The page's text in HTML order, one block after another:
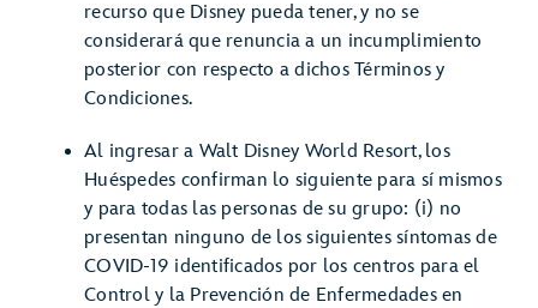
recurso que Disney pueda tener, y no se
considerará que renuncia a un incumplimiento
posterior con respecto a dichos Términos y
Condiciones.
Al ingresar a Walt Disney World Resort, los
Huéspedes confirman lo siguiente para sí mismos
y para todas las personas de su grupo: (i) no
presentan ninguno de los siguientes síntomas de
COVID-19 identificados por los centros para el
Control y la Prevención de Enfermedades en